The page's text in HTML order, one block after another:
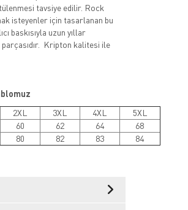
tavsiye edilir. Rock
isteyenler için tasarlanan bu
baskısıyla uzun yıllar
Kripton kalitesi ile
2XL 3XL 4XL
5XL
60 62 64
68
80 82 83 84